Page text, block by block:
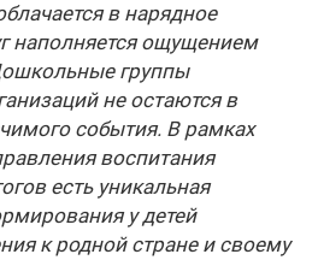
в нарядное
наполняется ощущением
группы
не остаются в
события. В рамках
воспитания
есть уникальная
у детей
к родной стране и своему